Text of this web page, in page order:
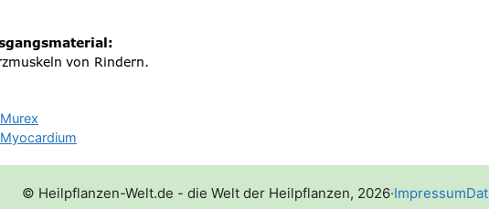
Murex
Myocardium
© Heilpflanzen-Welt.de - die Welt der Heilpflanzen, 2026·Impressum